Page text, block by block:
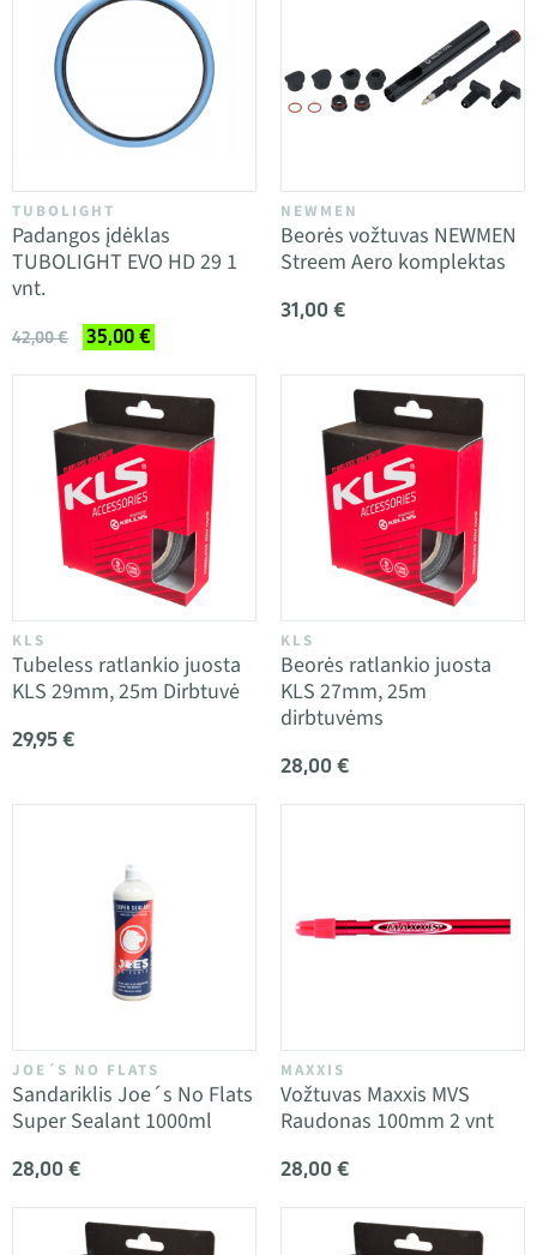
TUBOLIGHT
Padangos įdėklas
TUBOLIGHT EVO HD 29 1
vnt.
42,00 € 35,00 €
NEWMEN
Beorės vožtuvas NEWMEN
Streem Aero komplektas
31,00 €
KLS
Tubeless ratlankio juosta
KLS 29mm, 25m Dirbtuvė
29,95 €
KLS
Beorės ratlankio juosta
KLS 27mm, 25m
dirbtuvėms
28,00 €
JOE´S NO FLATS
Sandariklis Joe´s No Flats
Super Sealant 1000ml
28,00 €
MAXXIS
Vožtuvas Maxxis MVS
Raudonas 100mm 2 vnt
28,00 €